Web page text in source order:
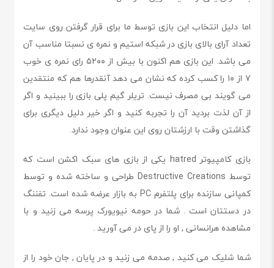
اما دلیل انتخاب این بازی توسط ما برای قرار گرفتن روی سایت
تعداد آرای بالای بازی در شبکه استیم و نمره ی نسبتا مناسب آن
می باشد. این بازی هم اکنون با بیش از ۵۲۰۰ رای نمره ی خوب
۷ از ۱۰ را کسب کرده که نشان می دهد آنقدرها هم که منتقدین
می گویند بی مصرف نیست. تریلر گیم پلی بازی را ببینید و اگر
از آن لذت بردید آن را تجربه کنید و اگر خیر دلیل دیگری برای
گذاشتن وقت با ارزشتان روی این عنوان وجود ندارد.
بازی کامپیوتر hatred یکی از بازی های سبک اکشن است که
توسط Destructive Creations طراحی و ساخته شده و توسط
کمپانی سازنده برای پلتفرم PC به بازار عرضه شده است. تفننگ
در دستتان است . شما در حومه نیویورک پرسه می زنید و با
مشاهده هرانسانی , او را از پای در می آورید .
شما شلیک می کنید , صدمه می زنید و در پایان , جان خود را از